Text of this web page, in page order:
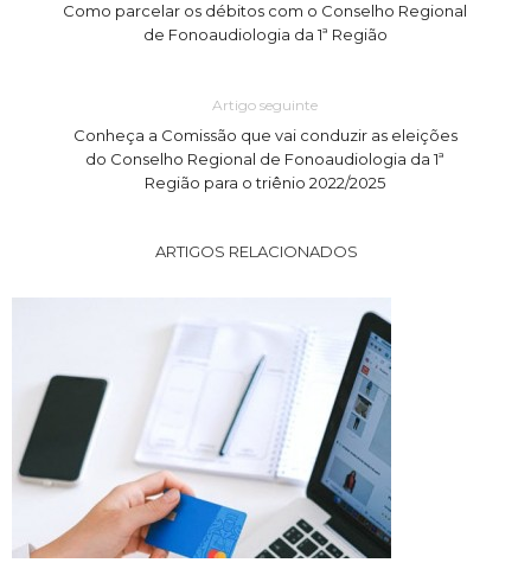
Como parcelar os débitos com o Conselho Regional
de Fonoaudiologia da 1ª Região
Artigo seguinte
Conheça a Comissão que vai conduzir as eleições
do Conselho Regional de Fonoaudiologia da 1ª
Região para o triênio 2022/2025
ARTIGOS RELACIONADOS